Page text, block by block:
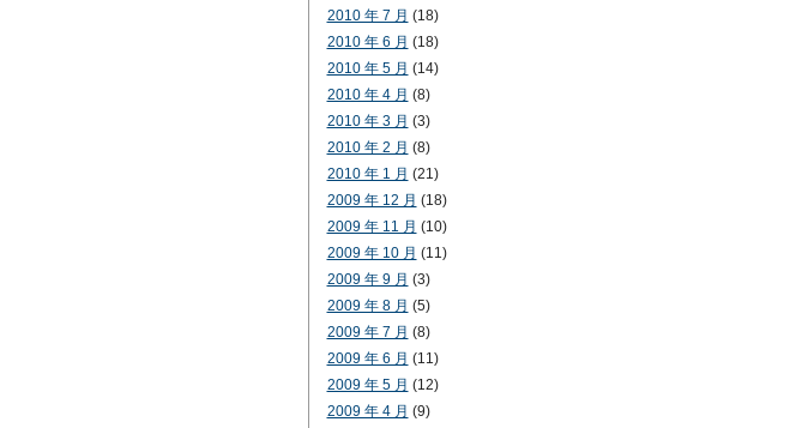
2010 年 7 月 (18)
2010 年 6 月 (18)
2010 年 5 月 (14)
2010 年 4 月 (8)
2010 年 3 月 (3)
2010 年 2 月 (8)
2010 年 1 月 (21)
2009 年 12 月 (18)
2009 年 11 月 (10)
2009 年 10 月 (11)
2009 年 9 月 (3)
2009 年 8 月 (5)
2009 年 7 月 (8)
2009 年 6 月 (11)
2009 年 5 月 (12)
2009 年 4 月 (9)